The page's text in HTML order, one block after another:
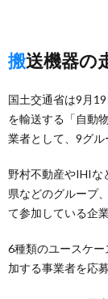
搬送機器
国土交通省は9月
を輸送する「自動
業者として、9グル
野村不動産やIHIな
県などのグループ
て参加している企
6種類のユースケ
加する事業者を応